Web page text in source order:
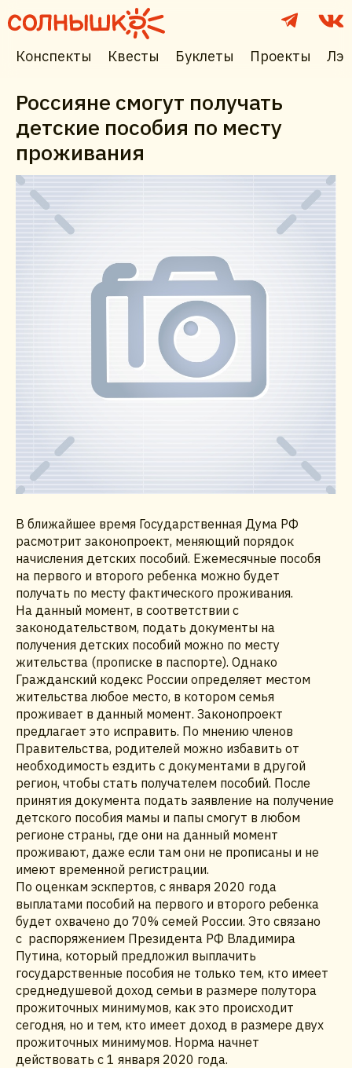
Конспекты Квесты Буклеты Проекты
Россияне смогут получать
детские пособия по месту
проживания
В ближайшее время Государственная Дума РФ
расмотрит законопроект, меняющий порядок
начисления детских пособий. Ежемесячные пособя
на первого и второго ребенка можно будет
получать по месту фактического проживания.
На данный момент, в соответствии с
законодательством, подать документы на
получения детских пособий можно по месту
жительства (прописке в паспорте). Однако
Гражданский кодекс России определяет местом
жительства любое место, в котором семья
проживает в данный момент. Законопроект
предлагает это исправить. По мнению членов
Правительства, родителей можно избавить от
необходимость ездить с документами в другой
регион, чтобы стать получателем пособий. После
принятия документа подать заявление на получение
детского пособия мамы и папы смогут в любом
регионе страны, где они на данный момент
проживают, даже если там они не прописаны и не
имеют временной регистрации.
По оценкам эскпертов, с января 2020 года
выплатами пособий на первого и второго ребенка
будет охвачено до 70% семей России. Это связано
с распоряжением Президента РФ Владимира
Путина, который предложил выплачить
государственные пособия не только тем, кто имеет
среднедушевой доход семьи в размере полутора
прожиточных минимумов, как это происходит
сегодня, но и тем, кто имеет доход в размере двух
прожиточных минимумов. Норма начнет
действовать с 1 января 2020 года.